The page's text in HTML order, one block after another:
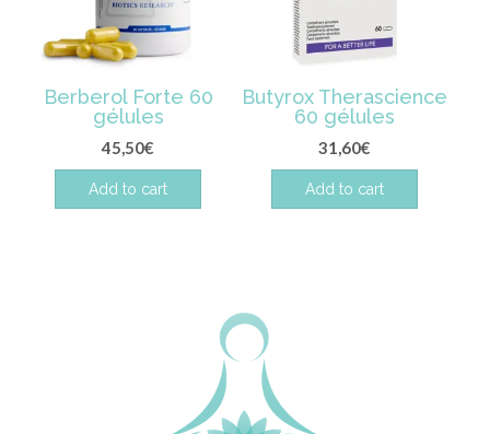
Berberol Forte 60
gélules
45,50€
Add to cart
Butyrox Therascience
60 gélules
31,60€
Add to cart